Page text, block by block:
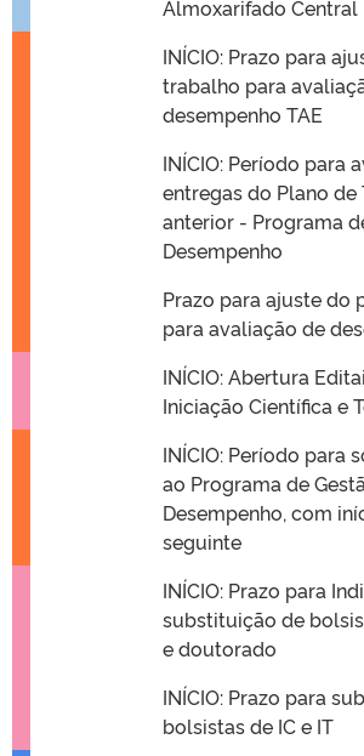
Almoxarifado Central
INÍCIO: Prazo para
trabalho para
desempenho TAE
INÍCIO: Período para
entregas do Plano
anterior - Programa
Desempenho
Prazo para ajuste do
para avaliação de
INÍCIO: Abertura
Iniciação Científica e
INÍCIO: Período para
ao Programa de
Desempenho, com
seguinte
INÍCIO: Prazo para
substituição de
e doutorado
INÍCIO: Prazo para
bolsistas de IC e IT